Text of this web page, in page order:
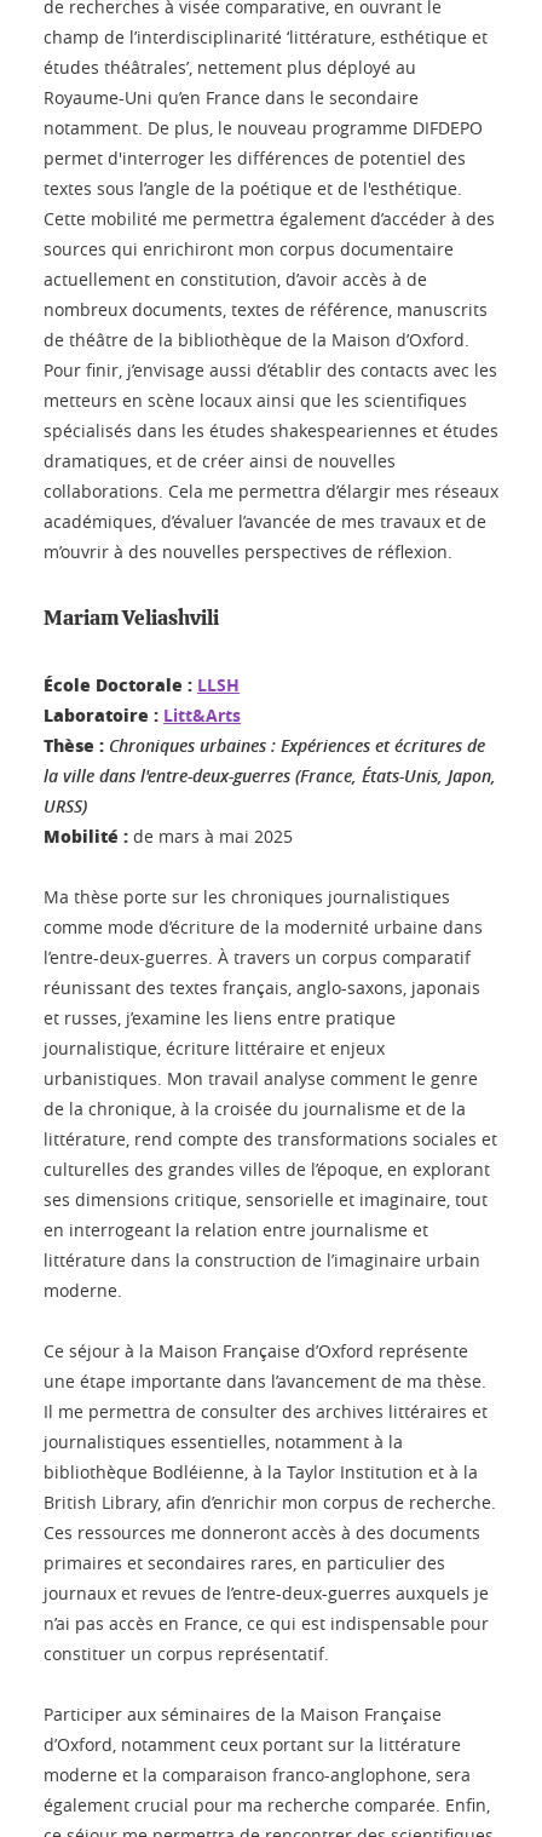
de recherches à visée comparative, en ouvrant le
champ de l’interdisciplinarité ‘littérature, esthétique et
études théâtrales’, nettement plus déployé au
Royaume-Uni qu’en France dans le secondaire
notamment. De plus, le nouveau programme DIFDEPO
permet d'interroger les différences de potentiel des
textes sous l’angle de la poétique et de l'esthétique.
Cette mobilité me permettra également d’accéder à des
sources qui enrichiront mon corpus documentaire
actuellement en constitution, d’avoir accès à de
nombreux documents, textes de référence, manuscrits
de théâtre de la bibliothèque de la Maison d’Oxford.
Pour finir, j’envisage aussi d’établir des contacts avec les
metteurs en scène locaux ainsi que les scientifiques
spécialisés dans les études shakespeariennes et études
dramatiques, et de créer ainsi de nouvelles
collaborations. Cela me permettra d’élargir mes réseaux
académiques, d’évaluer l’avancée de mes travaux et de
m’ouvrir à des nouvelles perspectives de réflexion.
Mariam Veliashvili
École Doctorale : LLSH
Laboratoire : Litt&Arts
Thèse : Chroniques urbaines : Expériences et écritures de
la ville dans l'entre-deux-guerres (France, États-Unis, Japon,
URSS)
Mobilité : de mars à mai 2025
Ma thèse porte sur les chroniques journalistiques
comme mode d’écriture de la modernité urbaine dans
l’entre-deux-guerres. À travers un corpus comparatif
réunissant des textes français, anglo-saxons, japonais
et russes, j’examine les liens entre pratique
journalistique, écriture littéraire et enjeux
urbanistiques. Mon travail analyse comment le genre
de la chronique, à la croisée du journalisme et de la
littérature, rend compte des transformations sociales et
culturelles des grandes villes de l’époque, en explorant
ses dimensions critique, sensorielle et imaginaire, tout
en interrogeant la relation entre journalisme et
littérature dans la construction de l’imaginaire urbain
moderne.
Ce séjour à la Maison Française d’Oxford représente
une étape importante dans l’avancement de ma thèse.
Il me permettra de consulter des archives littéraires et
journalistiques essentielles, notamment à la
bibliothèque Bodléienne, à la Taylor Institution et à la
British Library, afin d’enrichir mon corpus de recherche.
Ces ressources me donneront accès à des documents
primaires et secondaires rares, en particulier des
journaux et revues de l’entre-deux-guerres auxquels je
n’ai pas accès en France, ce qui est indispensable pour
constituer un corpus représentatif.
Participer aux séminaires de la Maison Française
d’Oxford, notamment ceux portant sur la littérature
moderne et la comparaison franco-anglophone, sera
également crucial pour ma recherche comparée. Enfin,